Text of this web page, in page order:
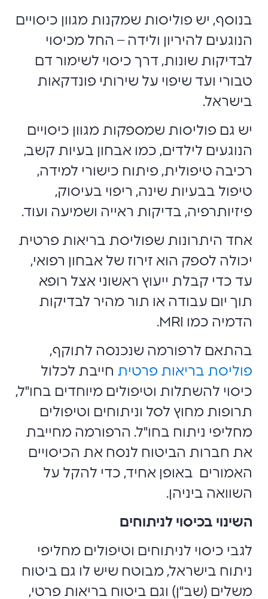
בנוסף, יש פוליסות שמקנות מגוון כיסויים
הנוגעים להיריון ולידה – החל מכיסוי
לבדיקות שונות, דרך כיסוי לשימור דם
טבורי ועד שיפוי על שירותי פונדקאות
בישראל.
יש גם פוליסות שמספקות מגוון כיסויים
הנוגעים לילדים, כמו אבחון בעיות קשב,
רכיבה טיפולית, פיתוח כישורי למידה,
טיפול בבעיות שינה, ריפוי בעיסוק,
פיזיותרפיה, בדיקות ראייה ושמיעה ועוד.
אחד היתרונות שפוליסת בריאות פרטית
יכולה לספק הוא זירוז של אבחון רפואי,
עד כדי קבלת ייעוץ ראשוני אצל רופא
תוך יום עבודה או תור מהיר לבדיקות
הדמיה כמו MRI.
בהתאם לרפורמה שנכנסה לתוקף,
פוליסת בריאות פרטית חייבת לכלול
כיסוי להשתלות וטיפולים מיוחדים בחו"ל,
תרופות מחוץ לסל וניתוחים וטיפולים
מחליפי ניתוח בחו"ל. הרפורמה מחייבת
את חברות הביטוח לנסח את הכיסויים
האמורים באופן אחיד, כדי להקל על
השוואה ביניהן.
השינוי בכיסוי לניתוחים
לגבי כיסוי לניתוחים וטיפולים מחליפי
ניתוח בישראל, מבוטח שיש לו גם ביטוח
משלים (שב"ן) וגם ביטוח בריאות פרטי,